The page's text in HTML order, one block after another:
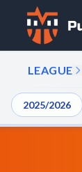
LEAGUE
2025/2026
These